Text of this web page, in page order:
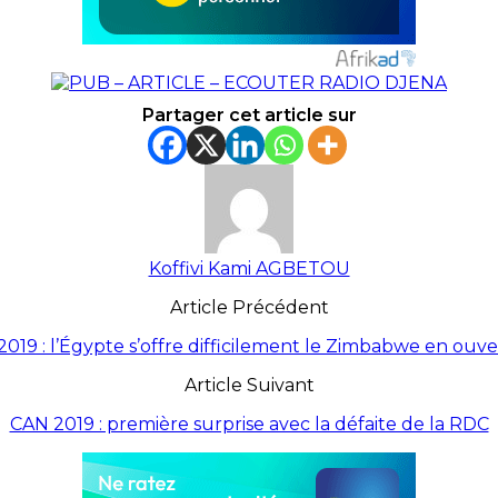
Partager cet article sur
Koffivi Kami AGBETOU
Article Précédent
: l’Égypte s’offre difficilement le Zimbabwe en
Article Suivant
CAN 2019 : première surprise avec la défaite de la RDC